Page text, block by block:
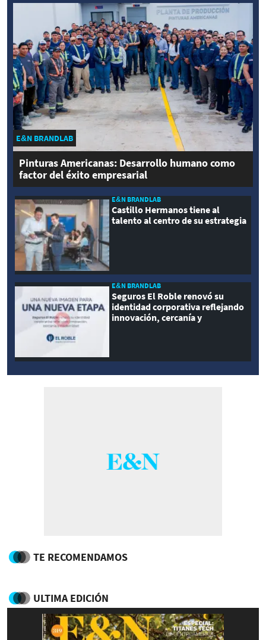
E&N BRANDLAB
Pinturas Americanas: Desarrollo humano como
factor del éxito empresarial
E&N BRANDLAB
Castillo Hermanos tiene al
talento al centro de su estrategia
E&N BRANDLAB
Seguros El Roble renovó su
identidad corporativa reflejando
innovación, cercanía y
TE RECOMENDAMOS
ULTIMA EDICIÓN